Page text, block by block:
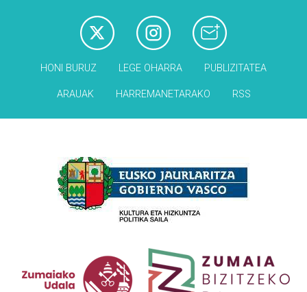
HONI BURUZ LEGE OHARRA PUBLIZITATEA
ARAUAK HARREMANETARAKO RSS